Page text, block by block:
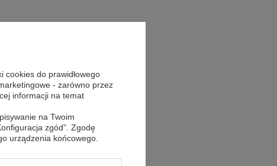
cookies do prawidłowego
- zarówno przez
informacji na temat
na Twoim
zgód”. Zgodę
urządzenia końcowego.